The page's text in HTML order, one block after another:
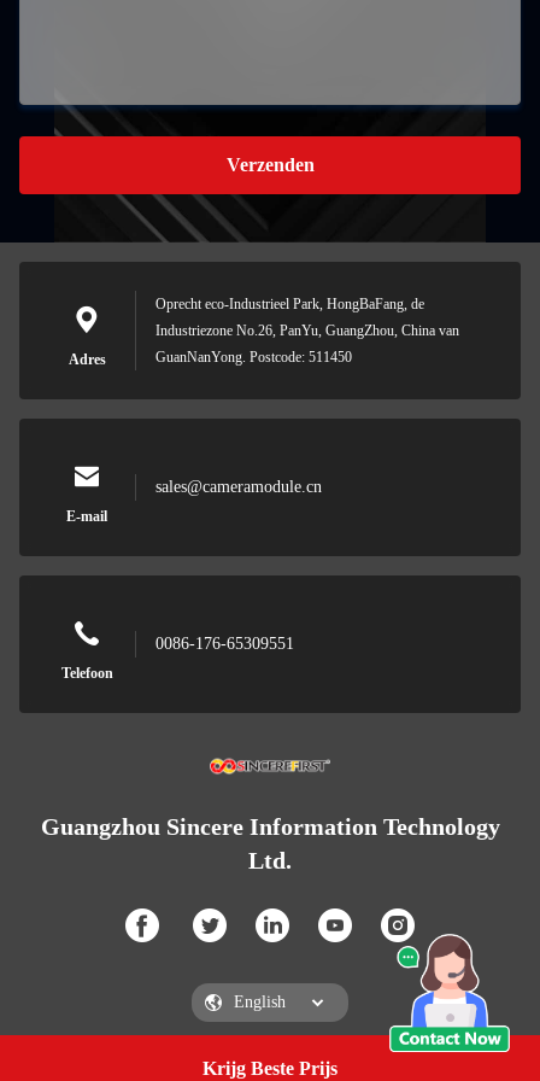
Krijg Beste Prijs
Verzenden
Adres
Oprecht eco-Industrieel Park, HongBaFang, de
Industriezone No.26, PanYu, GuangZhou, China van
GuanNanYong. Postcode: 511450
E-mail
sales@cameramodule.cn
Telefoon
0086-176-65309551
Guangzhou Sincere Information Technology
Ltd.
Guangzhou Sincere Information Technology Ltd.
Vraag een offerte aan